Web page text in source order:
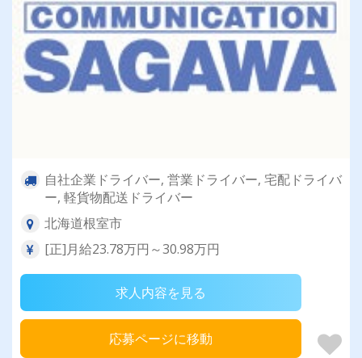
自社企業ドライバー, 営業ドライバー, 宅配ドライバ
ー, 軽貨物配送ドライバー
北海道根室市
[正]月給23.78万円～30.98万円
求人内容を見る
応募ページに移動